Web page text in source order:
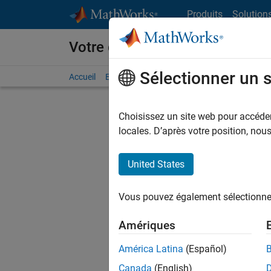
Produits
Votre carrière chez MathWorks
Accueil Explorer nos opportunités Adresses de
FILTRER
d'offre
Les
Sélectionner un
Choisissez un site web pour
locales. D’après votre position,
United States
Vous pouvez également
Amériques
América Latina (Español)
Canada (English)